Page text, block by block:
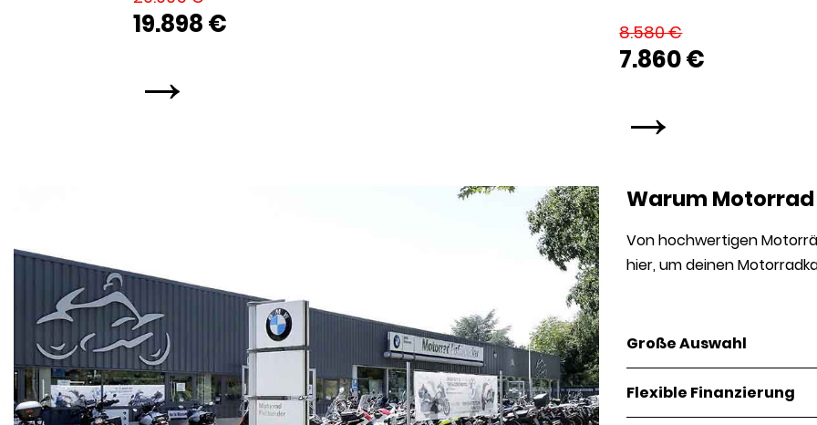
19.898 €
→
8.580 €
7.860 €
→
Warum
Von hochwertigen
hier, um deinen
Große Auswahl
Flexible Finanzierung